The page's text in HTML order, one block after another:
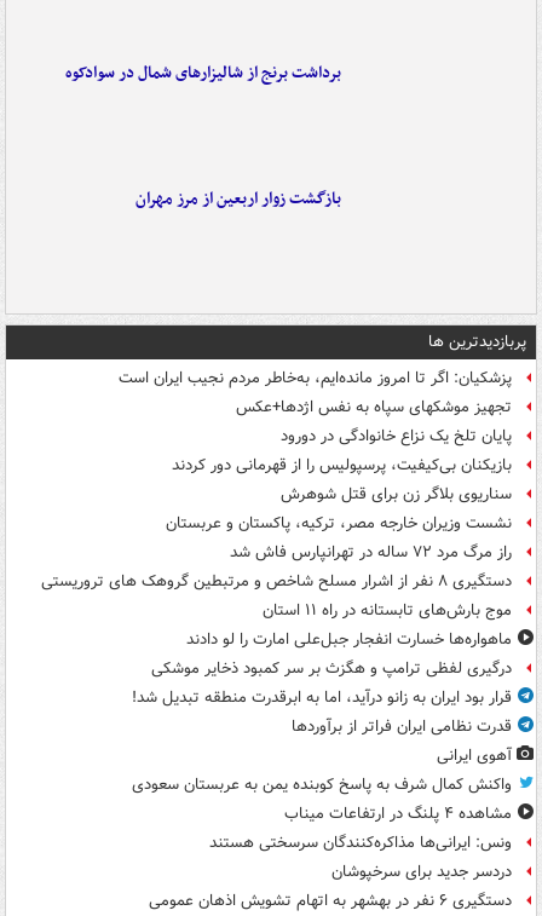
برداشت برنج از شالیزارهای شمال در سوادکوه
بازگشت زوار اربعین از مرز مهران
پربازدیدترین ها
پزشکیان: اگر تا امروز مانده‌ایم، به‌خاطر مردم نجیب ایران است
تجهیز موشکهای سپاه به نفس اژدها+عکس
پایان تلخ یک نزاع خانوادگی در دورود
بازیکنان بی‌کیفیت، پرسپولیس را از قهرمانی دور کردند
سناریوی بلاگر زن برای قتل شوهرش
نشست وزیران خارجه مصر، ترکیه، پاکستان و عربستان
راز مرگ مرد ۷۲ ساله در تهرانپارس فاش شد
دستگیری ۸ نفر از اشرار مسلح شاخص و مرتبطین گروهک های تروریستی
موج بارش‌های تابستانه در راه ۱۱ استان
ماهواره‌ها خسارت انفجار جبل‌علی امارت را لو دادند
درگیری لفظی ترامپ و هگزث بر سر کمبود ذخایر موشکی
قرار بود ایران به زانو درآید، اما به ابرقدرت منطقه تبدیل شد!
قدرت نظامی ایران فراتر از برآوردها
آهوی ایرانی
واکنش کمال شرف به پاسخ کوبنده یمن به عربستان سعودی
مشاهده ۴ پلنگ در ارتفاعات میناب
ونس: ایرانی‌ها مذاکره‌کنندگان سرسختی هستند
دردسر جدید برای سرخپوشان
دستگیری ۶ نفر در بهشهر به اتهام تشویش اذهان عمومی